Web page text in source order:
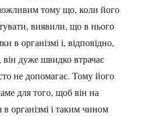
тому що, коли його
виявили, що в нього
в організмі і, відповідно,
він дуже швидко втрачає
не допомагає. Тому його
для того, щоб він на
організмі і таким чином